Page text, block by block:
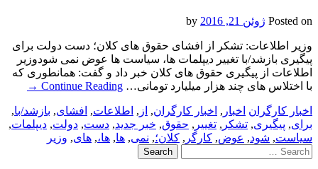
Posted on ژوئن 21, 2016
وزیر اطلاعات: تشکر از افشای حقوق های کلان؛ دست دولت برای
پیگیری بازشد/با تغییر دیپلمات ها، سیاست ها عوض نمی شودوزیر
اطلاعات از پیگیری حقوق های کلان خبر داد و گفت: همانطوری که
با اختلاس های چند هزار میلیارد تومانی… Continue Reading
→
اخبار کارگران اخبار , اخبار کارگران, از , اطلاعات, افشای, بازشد/با,
برای, پیگیری, تشکر , تغییر , حقوق, خبر جدید, دست, دولت, دیپلمات,
سیاست, شود, عوض, کارگر , کلان؛, نمی, ها, ها،, های, وزیر
Search
for: